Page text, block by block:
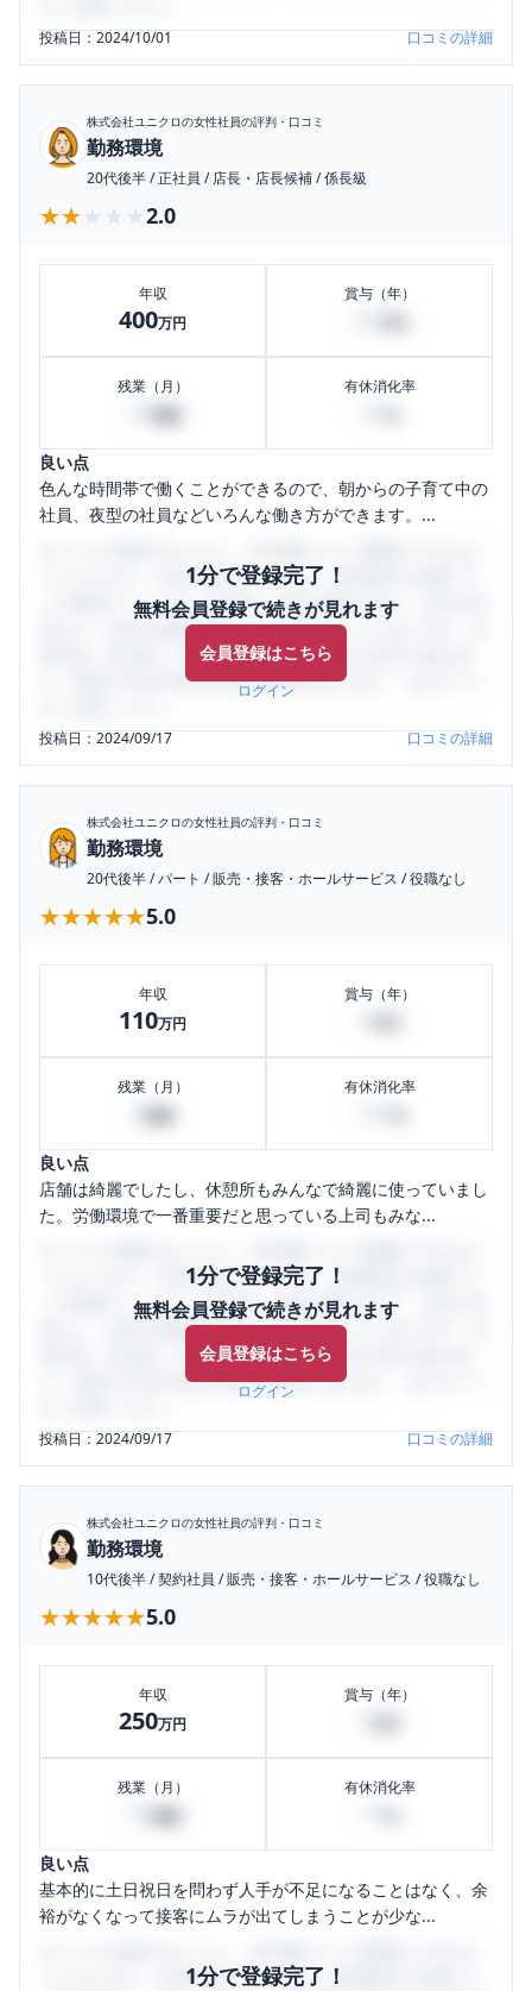
投稿日：2024/10/01 口コミの詳細
株式会社ユニクロの女性社員の評判・口コミ
勤務環境
20代後半/正社員 /店長・店長候補/係長級
★★★★★
★★★★★ 2.0
年収
400万円
賞与（年）
残業（月） 有休消化率
良い点
色んな時間帯で働くことができるので、朝からの子育て中の
社員、夜型の社員などいろんな働き方ができます。...
1分で登録完了！
無料会員登録で続きが見れます
会員登録はこちら
ログイン
うになります。SHEHUB(シーハブ)は、女性限定の企業口コ
ミの投稿サイトです。給与面・女性の働きやすさ・会社の評
判など、女性の転職は気にすべき点がたくさんあります。先
輩社員（元社員）の口コミを通して、本当の会社の姿を知
り、将来の不安や現在の悩みを解消するために、ぜひサイト
投稿日：2024/09/17 口コミの詳細
株式会社ユニクロの女性社員の評判・口コミ
勤務環境
20代後半/パート /販売・接客・ホールサービス /役職なし
★★★★★
★★★★★5.0
年収
110万円
賞与（年）
残業（月） 有休消化率
良い点
店舗は綺麗でしたし、休憩所もみんなで綺麗に使っていまし
た。労働環境で一番重要だと思っている上司もみな...
1分で登録完了！
無料会員登録で続きが見れます
会員登録はこちら
ログイン
うになります。SHEHUB(シーハブ)は、女性限定の企業口コ
ミの投稿サイトです。給与面・女性の働きやすさ・会社の評
判など、女性の転職は気にすべき点がたくさんあります。先
輩社員（元社員）の口コミを通して、本当の会社の姿を知
り、将来の不安や現在の悩みを解消するために、ぜひサイト
投稿日：2024/09/17 口コミの詳細
株式会社ユニクロの女性社員の評判・口コミ
勤務環境
10代後半/契約社員 /販売・接客・ホールサービス /役職なし
★★★★★
★★★★★5.0
年収
250万円
賞与（年）
残業（月） 有休消化率
良い点
基本的に土日祝日を問わず人手が不足になることはなく、余
裕がなくなって接客にムラが出てしまうことが少な...
1分で登録完了！
うになります。SHEHUB(シーハブ)は、女性限定の企業口コ